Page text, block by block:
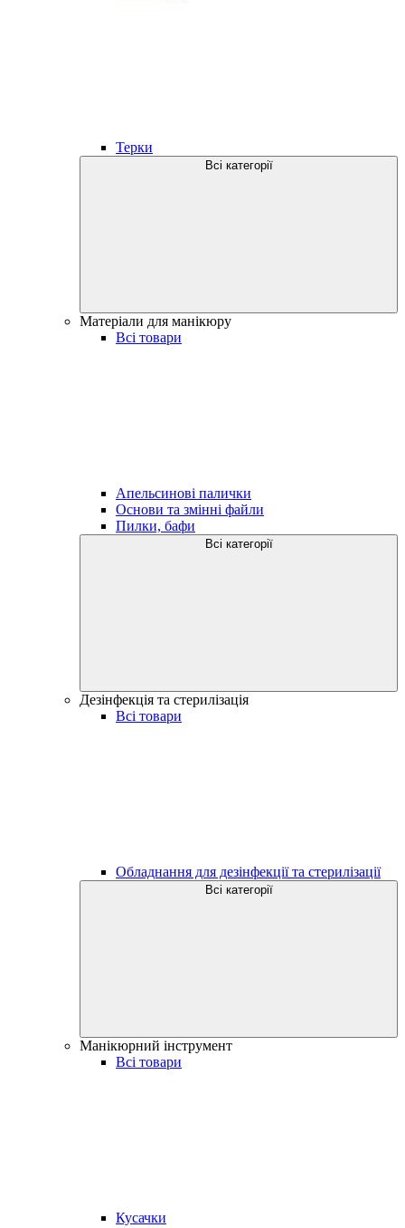
Терки
Всі категорії
Матеріали для манікюру
Всі товари
Апельсинові палички
Основи та змінні файли
Пилки, бафи
Всі категорії
Дезінфекція та стерилізація
Всі товари
Обладнання для дезінфекції та стерилізації
Всі категорії
Манікюрний інструмент
Всі товари
Кусачки